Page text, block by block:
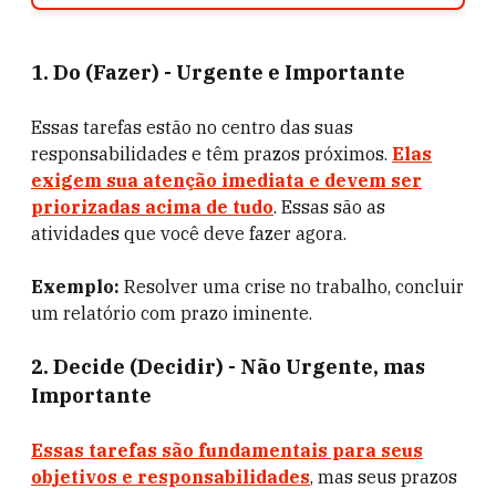
1. Do (Fazer) - Urgente e Importante
Essas tarefas estão no centro das suas
responsabilidades e têm prazos próximos. Elas
exigem sua atenção imediata e devem ser
priorizadas acima de tudo. Essas são as
atividades que você deve fazer agora.
Exemplo: Resolver uma crise no trabalho, concluir
um relatório com prazo iminente.
2. Decide (Decidir) - Não Urgente, mas
Importante
Essas tarefas são fundamentais para seus
objetivos e responsabilidades, mas seus prazos